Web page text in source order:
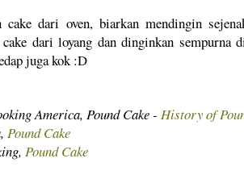
cake dari oven, biarkan mendingin
dari loyang dan dinginkan sempurna
juga kok :D
America, Pound Cake - History of
Pound Cake
Pound Cake